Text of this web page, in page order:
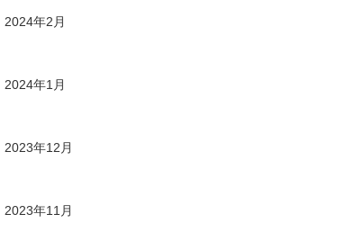
2024年2月
2024年1月
2023年12月
2023年11月